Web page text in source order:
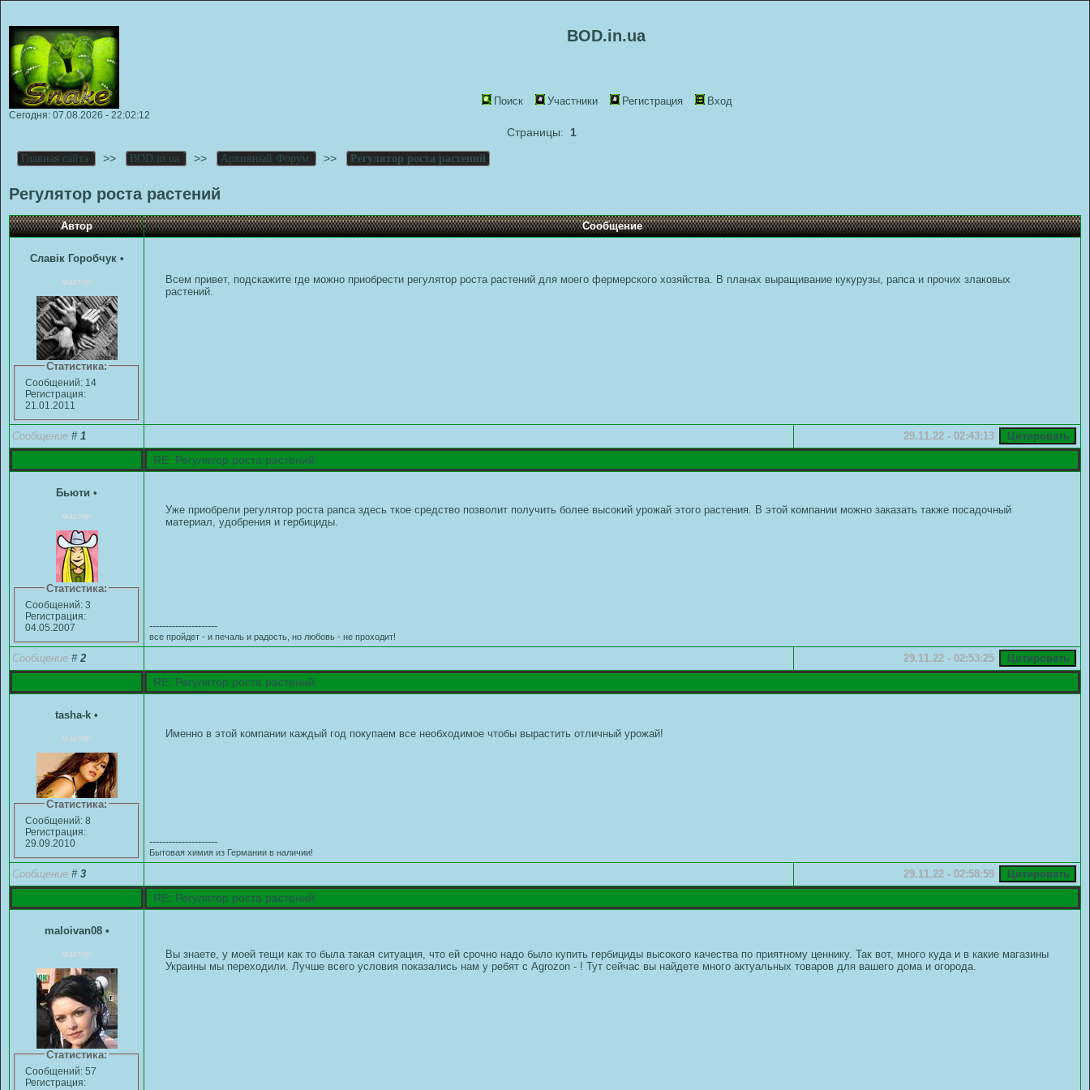
BOD.in.ua
Поиск Участники Регистрация Вход
Сегодня: 07.08.2026 - 22:02:12
Страницы: 1
Главная сайта >> BOD.in.ua >> Архивный Форум >> Регулятор роста растений
Регулятор роста растений
Автор Сообщение
Славік Горобчук •
мастер
Статистика:
Сообщений: 14
Регистрация:
21.01.2011
Всем привет, подскажите где можно приобрести регулятор роста растений для моего фермерского хозяйства. В планах выращивание кукурузы, рапса и прочих злаковых
растений.
Сообщение # 1 29.11.22 - 02:43:13
RE: Регулятор роста растений
Бьюти •
мастер
Статистика:
Сообщений: 3
Регистрация:
04.05.2007
Уже приобрели регулятор роста рапса здесь ткое средство позволит получить более высокий урожай этого растения. В этой компании можно заказать также посадочный
материал, удобрения и гербициды.
---------------------
все пройдет - и печаль и радость, но любовь - не проходит!
Сообщение # 2 29.11.22 - 02:53:25
RE: Регулятор роста растений
tasha-k •
мастер
Статистика:
Сообщений: 8
Регистрация:
29.09.2010
Именно в этой компании каждый год покупаем все необходимое чтобы вырастить отличный урожай!
---------------------
Бытовая химия из Германии в наличии!
Сообщение # 3 29.11.22 - 02:58:59
RE: Регулятор роста растений
maloivan08 •
мастер
Статистика:
Сообщений: 57
Регистрация:
Вы знаете, у моей тещи как то была такая ситуация, что ей срочно надо было купить гербициды высокого качества по приятному ценнику. Так вот, много куда и в какие магазины
Украины мы переходили. Лучше всего условия показались нам у ребят с Agrozon - ! Тут сейчас вы найдете много актуальных товаров для вашего дома и огорода.